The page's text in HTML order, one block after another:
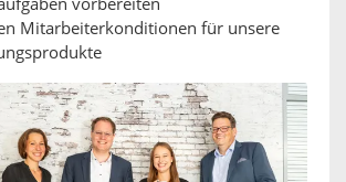
vorbereiten
Mitarbeiterkonditionen für unsere